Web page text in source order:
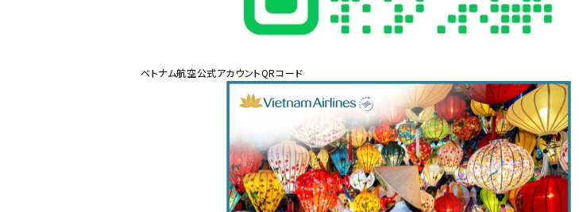
ベトナム航空公式アカウントQRコード